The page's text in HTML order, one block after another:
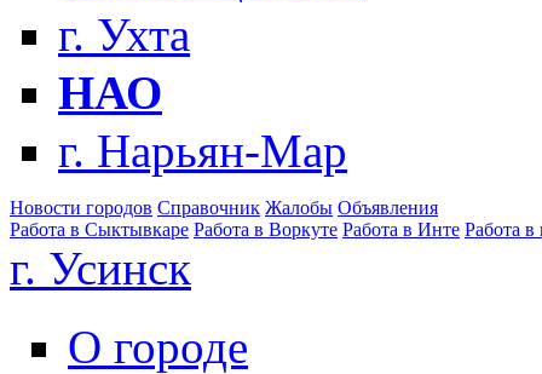
г. Ухта
НАО
г. Нарьян-Мар
Новости городов Справочник Жалобы Объявления
Работа в Сыктывкаре Работа в Воркуте Работа в Инте Работа в
г. Усинск
О городе